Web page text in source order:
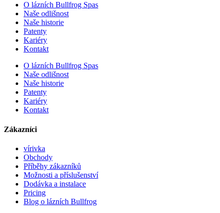
O lázních Bullfrog Spas
Naše odlišnost
Naše historie
Patenty
Kariéry
Kontakt
O lázních Bullfrog Spas
Naše odlišnost
Naše historie
Patenty
Kariéry
Kontakt
Zákazníci
vírivka
Obchody
Příběhy zákazníků
Možnosti a příslušenství
Dodávka a instalace
Pricing
Blog o lázních Bullfrog